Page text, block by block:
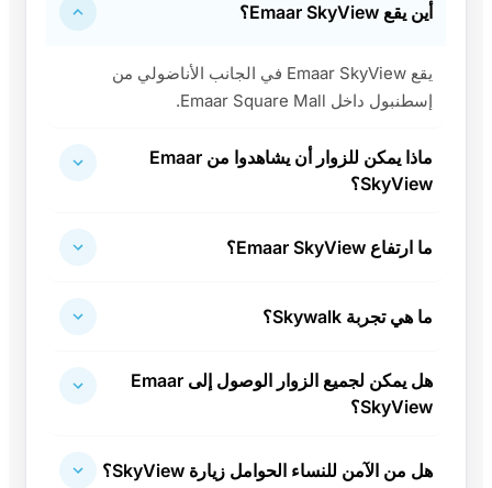
أين يقع Emaar SkyView؟
يقع Emaar SkyView في الجانب الأناضولي من
إسطنبول داخل Emaar Square Mall.
ماذا يمكن للزوار أن يشاهدوا من Emaar
SkyView؟
ما ارتفاع Emaar SkyView؟
ما هي تجربة Skywalk؟
هل يمكن لجميع الزوار الوصول إلى Emaar
SkyView؟
هل من الآمن للنساء الحوامل زيارة SkyView؟